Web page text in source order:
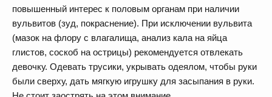
повышенный интерес к половым органам при наличии
вульвитов (зуд, покраснение). При исключении вульвита
(мазок на флору с влагалища, анализ кала на яйца
глистов, соскоб на острицы) рекомендуется отвлекать
девочку. Одевать трусики, укрывать одеялом, чтобы руки
были сверху, дать мягкую игрушку для засыпания в руки.